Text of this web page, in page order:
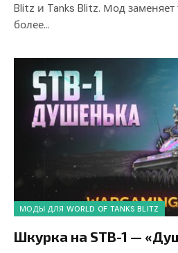
Blitz и Tanks Blitz. Мод заменяет
более…
МОДЫ ДЛЯ WORLD OF TANKS BLITZ
Шкурка на STB-1 —